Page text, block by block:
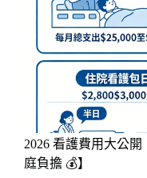
2026 看護費用大公
庭負擔 💰】